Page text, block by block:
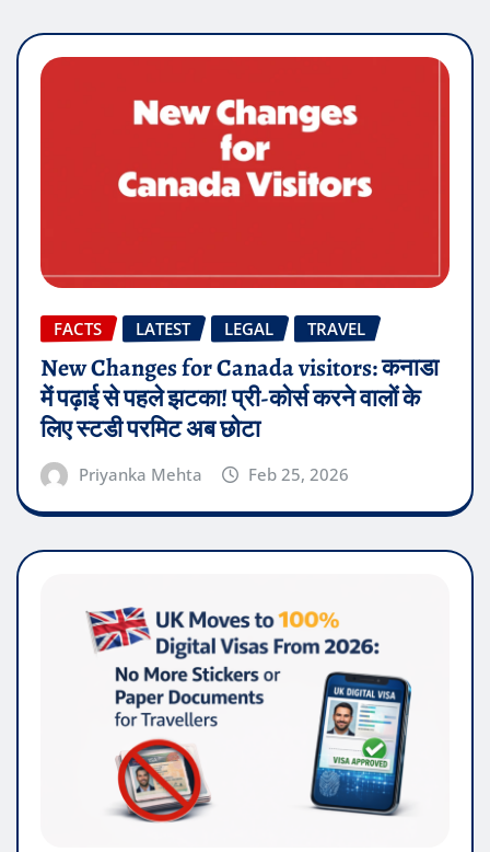
FACTS LATEST LEGAL TRAVEL
New Changes for Canada visitors: कनाडा
में पढ़ाई से पहले झटका! प्री-कोर्स करने वालों के
लिए स्टडी परमिट अब छोटा
Priyanka Mehta Feb 25, 2026